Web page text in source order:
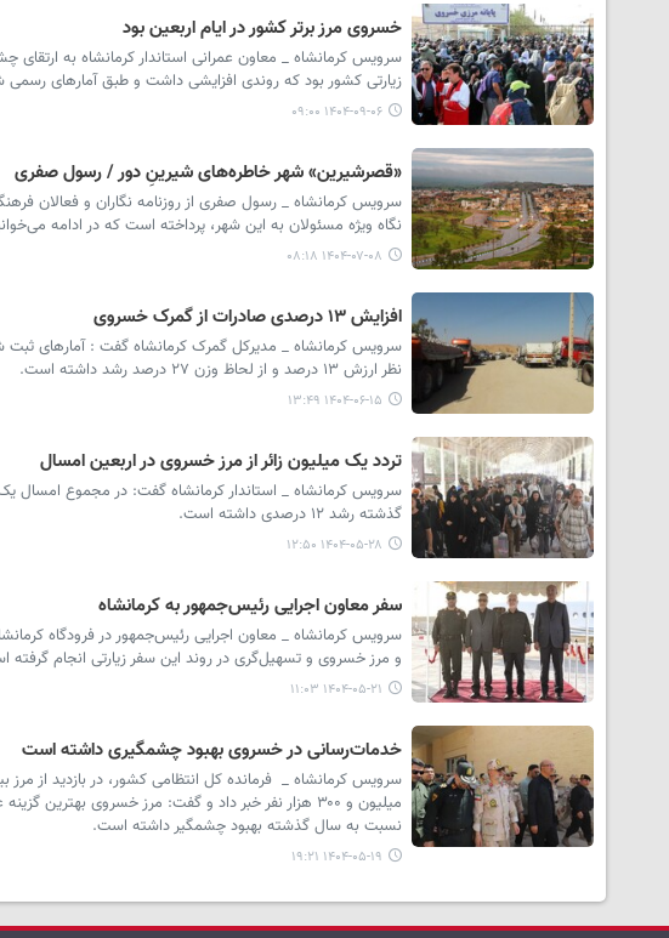
خسروی مرز برتر کشور در ایام اربعین بود
سرویس کرمانشاه _ معاون عمرانی استاندار کرمانشاه به
زیارتی کشور بود که روندی افزایشی داشت و طبق آمارهای رسمی شاهد ۱۳ درصدی تردد زوار
۱۴۰۴-۰۹-۰۶ ۰۹:۰۰
«قصرشیرین» شهر خاطره‌های‌ شیرینِ‌ دور / رسول صفری
سرویس کرمانشاه _ رسول صفری از روزنامه نگاران و فعالان
نگاه ویژه مسئولان به این شهر، پرداخته است که در ادامه
۱۴۰۴-۰۷-۰۸ ۰۸:۱۸
افزایش ۱۳ درصدی صادرات از گمرک خسروی
نظر ارزش ۱۳ درصد و از لحاظ وزن ۲۷ درصد رشد داشته است.
۱۴۰۴-۰۶-۱۵ ۱۳:۴۹
تردد یک میلیون زائر از مرز خسروی در اربعین امسال
سرویس کرمانشاه _ استاندار کرمانشاه گفت: در مجموع امسال
گذشته رشد ۱۲ درصدی داشته است.
۱۴۰۴-۰۵-۲۸ ۱۲:۵۰
سفر معاون اجرایی رئیس‌جمهور به کرمانشاه
سرویس کرمانشاه _ معاون اجرایی رئیس‌جمهور در فرودگاه
و مرز خسروی و تسهیل‌گری در روند این سفر زیارتی انجام گرفته
۱۴۰۴-۰۵-۲۱ ۱۱:۰۳
خدمات‌رسانی در خسروی بهبود چشمگیری داشته است
سرویس کرمانشاه _ فرمانده کل انتظامی کشور، در بازدید از
میلیون و ۳۰۰ هزار نفر خبر داد و گفت: مرز خسروی
نسبت به سال گذشته بهبود چشمگیر داشته است.
۱۴۰۴-۰۵-۱۹ ۱۹:۲۱